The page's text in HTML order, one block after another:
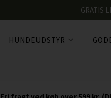
GRATIS
HUNDEUDSTYR